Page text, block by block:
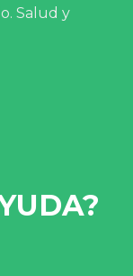
Salud y